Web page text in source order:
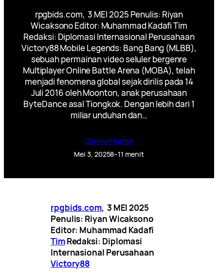
rpgbids.com, 3 MEI 2025 Penulis: Riyan
Wicaksono Editor: Muhammad Kadafi Tim
Redaksi: Diplomasi Internasional Perusahaan
Victory88 Mobile Legends: Bang Bang (MLBB),
sebuah permainan video seluler bergenre
Multiplayer Online Battle Arena (MOBA), telah
menjadi fenomena global sejak dirilis pada 14
Juli 2016 oleh Moonton, anak perusahaan
ByteDance asal Tiongkok. Dengan lebih dari 1
miliar unduhan dan…
Connor Hunter
Mei 3, 20258–11 menit
rpgbids.com, 3 MEI 2025
Penulis: Riyan Wicaksono
Editor: Muhammad Kadafi
TimRedaksi: Diplomasi
Internasional Perusahaan
Victory88